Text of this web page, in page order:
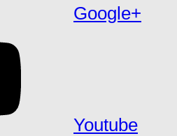
Google+
Youtube